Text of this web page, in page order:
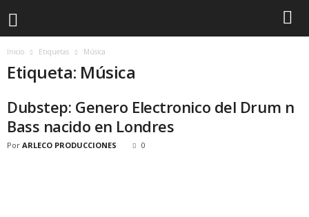
Inicio Etiquetas Música
Etiqueta: Música
Dubstep: Genero Electronico del Drum n
Bass nacido en Londres
Por ARLECO PRODUCCIONES 0